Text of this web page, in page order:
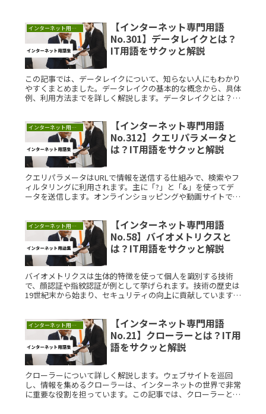
インターネット用語集
【インターネット専門用語
No.301】データレイクとは？
IT用語をサクッと解説
この記事では、データレイクについて、知らない人にもわかり
やすくまとめました。データレイクの基本的な概念から、具体
例、利用方法までを詳しく解説します。データレイクとは？デ
インターネット用語集
【インターネット専門用語
No.312】クエリパラメータと
は？IT用語をサクッと解説
クエリパラメータはURLで情報を送信する仕組みで、検索やフ
ィルタリングに利用されます。主に「?」と「&」を使ってデ
ータを送信します。オンラインショッピングや動画サイトでの
インターネット用語集
【インターネット専門用語
No.58】バイオメトリクスと
は？IT用語をサクッと解説
バイオメトリクスは生体的特徴を使って個人を識別する技術
で、顔認証や指紋認証が例として挙げられます。技術の歴史は
19世紀末から始まり、セキュリティの向上に貢献しています。
とで、セキュリティ技術の進化を学び、実生活に役立てること
ができます。
インターネット用語集
【インターネット専門用語
No.21】クローラーとは？IT用
語をサクッと解説
クローラーについて詳しく解説します。ウェブサイトを巡回
し、情報を集めるクローラーは、インターネットの世界で非常
に重要な役割を担っています。この記事では、クローラーとは